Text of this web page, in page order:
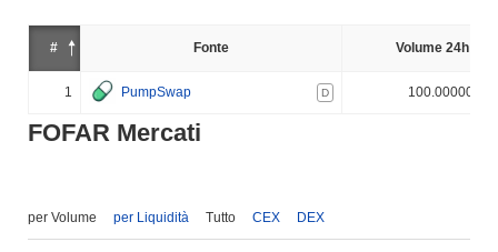
# Fonte Volume 24h (%)
1 PumpSwap D 100.000000%
FOFAR Mercati
per Volume per Liquidità Tutto CEX DEX